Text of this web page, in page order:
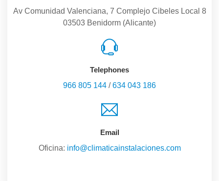
Av Comunidad Valenciana, 7 Complejo Cibeles Local 8
03503 Benidorm (Alicante)
Telephones
966 805 144 /634 043 186
Email
Oficina: info@climaticainstalaciones.com